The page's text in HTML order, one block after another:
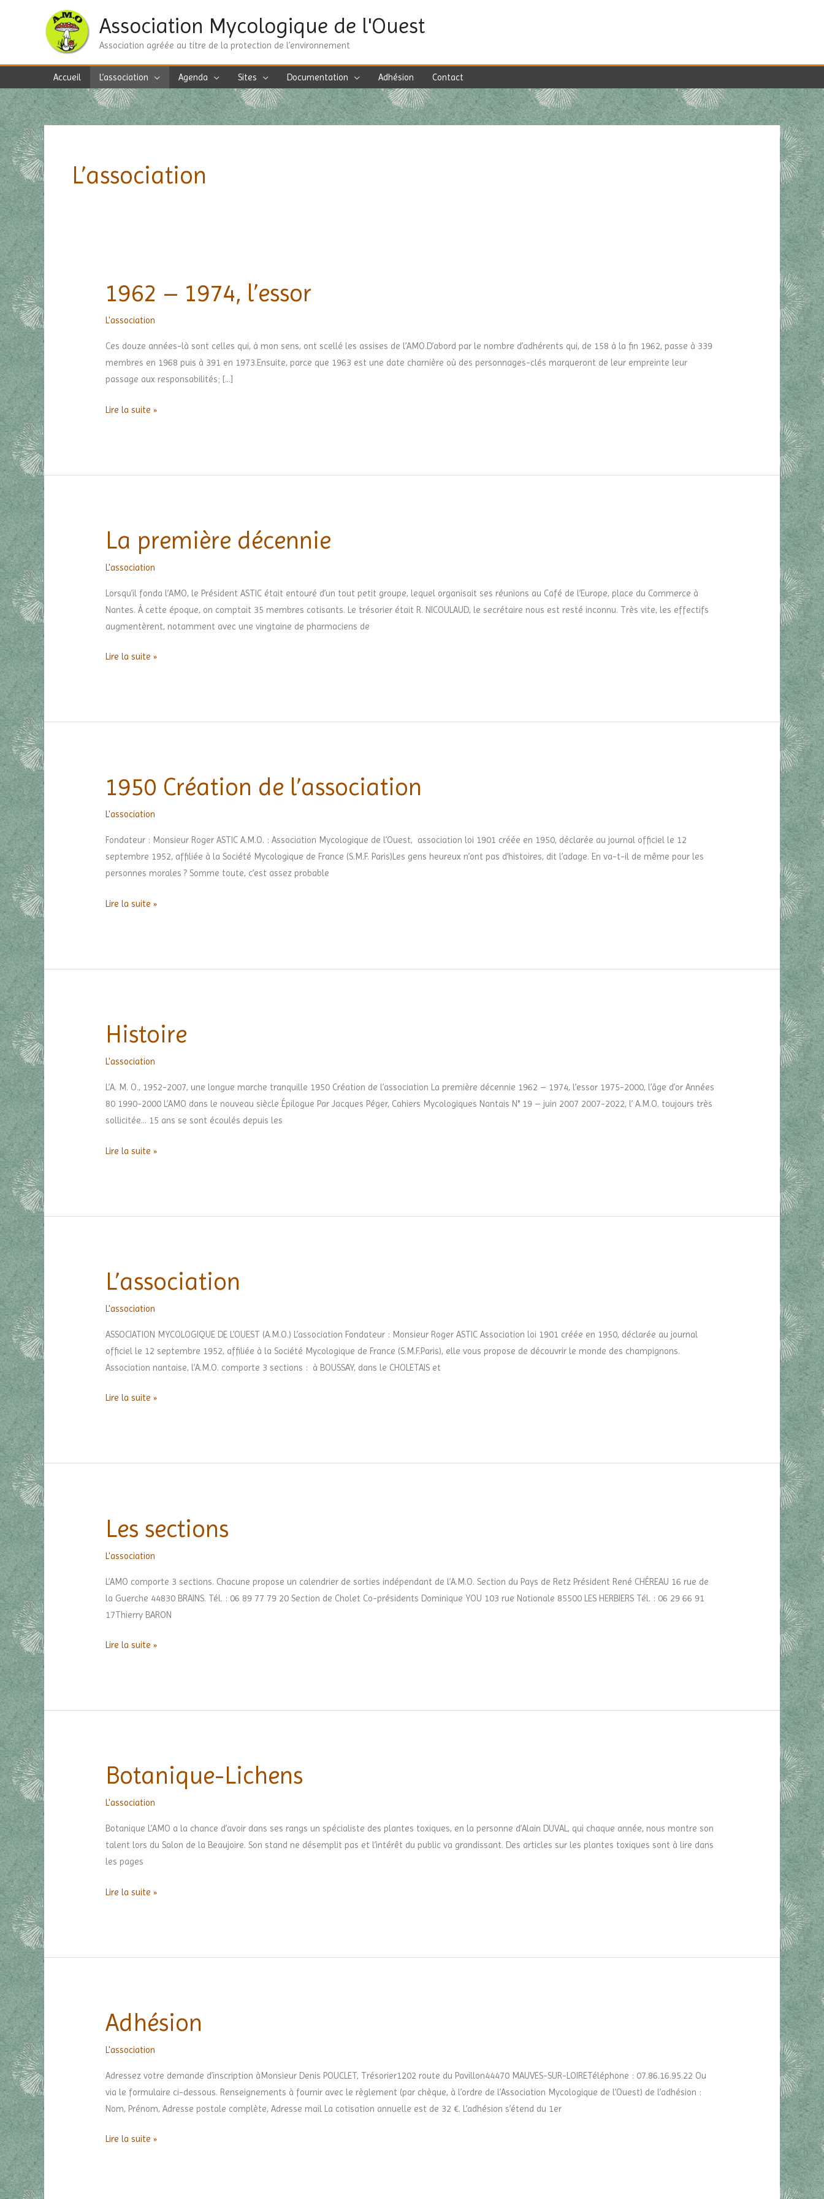
Association Mycologique de l'Ouest
Association agréée au titre de la protection de l’environnement
Accueil L’association Agenda Sites Documentation Adhésion Contact
L’association
1962 – 1974, l’essor
L'association
Ces douze années-là sont celles qui, à mon sens, ont scellé les assises de l’AMO.D’abord par le nombre d’adhérents qui, de 158 à la fin 1962, passe à 339
membres en 1968 puis à 391 en 1973.Ensuite, parce que 1963 est une date charnière où des personnages-clés marqueront de leur empreinte leur
passage aux responsabilités; […]
1962
–
1974,
Lire la suite »
La première décennie
L'association
Lorsqu’il fonda l’AMO, le Président ASTIC était entouré d’un tout petit groupe, lequel organisait ses réunions au Café de l’Europe, place du Commerce à
Nantes. À cette époque, on comptait 35 membres cotisants. Le trésorier était R. NICOULAUD, le secrétaire nous est resté inconnu. Très vite, les effectifs
augmentèrent, notamment avec une vingtaine de pharmaciens de
La
première
décennie
Lire la suite »
1950 Création de l’association
L'association
Fondateur : Monsieur Roger ASTIC A.M.O. : Association Mycologique de l’Ouest, association loi 1901 créée en 1950, déclarée au journal officiel le 12
septembre 1952, affiliée à la Société Mycologique de France (S.M.F. Paris)Les gens heureux n’ont pas d’histoires, dit l’adage. En va-t-il de même pour les
personnes morales ? Somme toute, c’est assez probable
1950
Création
de
Lire la suite »
Histoire
L'association
L’A. M. O., 1952-2007, une longue marche tranquille 1950 Création de l’association La première décennie 1962 – 1974, l’essor 1975-2000, l’âge d’or Années
80 1990-2000 L’AMO dans le nouveau siècle Épilogue Par Jacques Péger, Cahiers Mycologiques Nantais N° 19 – juin 2007 2007-2022, l’ A.M.O. toujours très
sollicitée… 15 ans se sont écoulés depuis les
Histoire
Lire la suite »
L’association
L'association
ASSOCIATION MYCOLOGIQUE DE L’OUEST (A.M.O.) L’association Fondateur : Monsieur Roger ASTIC Association loi 1901 créée en 1950, déclarée au journal
officiel le 12 septembre 1952, affiliée à la Société Mycologique de France (S.M.F.Paris), elle vous propose de découvrir le monde des champignons.
Association nantaise, l’A.M.O. comporte 3 sections : à BOUSSAY, dans le CHOLETAIS et
L’association
Lire la suite »
Les sections
L'association
L’AMO comporte 3 sections. Chacune propose un calendrier de sorties indépendant de l’A.M.O. Section du Pays de Retz Président René CHÉREAU 16 rue de
la Guerche 44830 BRAINS. Tél. : 06 89 77 79 20 Section de Cholet Co-présidents Dominique YOU 103 rue Nationale 85500 LES HERBIERS Tél. : 06 29 66 91
17Thierry BARON
Les
sections
Lire la suite »
Botanique-Lichens
L'association
Botanique L’AMO a la chance d’avoir dans ses rangs un spécialiste des plantes toxiques, en la personne d’Alain DUVAL, qui chaque année, nous montre son
talent lors du Salon de la Beaujoire. Son stand ne désemplit pas et l’intérêt du public va grandissant. Des articles sur les plantes toxiques sont à lire dans
les pages
Botanique-
Lichens
Lire la suite »
Adhésion
L'association
Adressez votre demande d’inscription àMonsieur Denis POUCLET, Trésorier1202 route du Pavillon44470 MAUVES-SUR-LOIRETéléphone : 07.86.16.95.22 Ou
via le formulaire ci-dessous. Renseignements à fournir avec le règlement (par chèque, à l’ordre de l’Association Mycologique de l’Ouest) de l’adhésion :
Nom, Prénom, Adresse postale complète, Adresse mail La cotisation annuelle est de 32 €. L’adhésion s’étend du 1er
Adhésion
Lire la suite »